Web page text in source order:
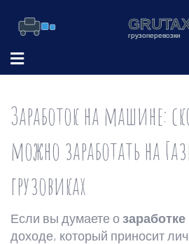
Заработок на машине:
можно заработать на
грузовиках
Если вы думаете о
доходе, который приносит